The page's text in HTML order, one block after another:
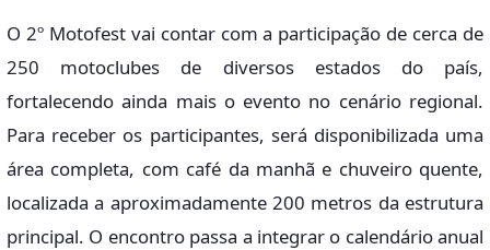
O 2º Motofest vai contar com a participação de cerca de
250 motoclubes de diversos estados do país,
fortalecendo ainda mais o evento no cenário regional.
Para receber os participantes, será disponibilizada uma
área completa, com café da manhã e chuveiro quente,
localizada a aproximadamente 200 metros da estrutura
principal. O encontro passa a integrar o calendário anual